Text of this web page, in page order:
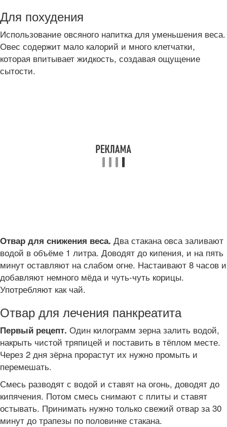
Для похудения
Использование овсяного напитка для уменьшения веса.
Овес содержит мало калорий и много клетчатки,
которая впитывает жидкость, создавая ощущение
сытости.
Отвар для снижения веса. Два стакана овса заливают
водой в объёме 1 литра. Доводят до кипения, и на пять
минут оставляют на слабом огне. Настаивают 8 часов и
добавляют немного мёда и чуть-чуть корицы.
Употребляют как чай.
Отвар для лечения панкреатита
Первый рецепт. Один килограмм зерна залить водой,
накрыть чистой тряпицей и поставить в тёплом месте.
Через 2 дня зёрна прорастут их нужно промыть и
перемешать.
Смесь разводят с водой и ставят на огонь, доводят до
кипячения. Потом смесь снимают с плиты и ставят
остывать. Принимать нужно только свежий отвар за 30
минут до трапезы по половинке стакана.